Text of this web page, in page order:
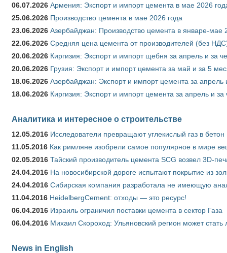
06.07.2026 Армения: Экспорт и импорт цемента в мае 2026
25.06.2026 Производство цемента в мае 2026 года
23.06.2026 Азербайджан: Производство цемента в январе-мае
22.06.2026 Средняя цена цемента от производителей (без
20.06.2026 Киргизия: Экспорт и импорт щебня за апрель и за
20.06.2026 Грузия: Экспорт и импорт цемента за май и за 5
18.06.2026 Азербайджан: Экспорт и импорт цемента за
18.06.2026 Киргизия: Экспорт и импорт цемента за апрель и
Аналитика и интересное о строительстве
12.05.2016 Исследователи превращают углекислый газ в бетон
11.05.2016 Как римляне изобрели самое популярное в мире
02.05.2016 Тайский производитель цемента SCG возвел 3D-
24.04.2016 На новосибирской дороге испытают покрытие из
24.04.2016 Сибирская компания разработала не имеющую
11.04.2016 HeidelbergCement: отходы — это ресурс!
06.04.2016 Израиль ограничил поставки цемента в сектор Газа
06.04.2016 Михаил Скороход: Ульяновский регион может
News in English